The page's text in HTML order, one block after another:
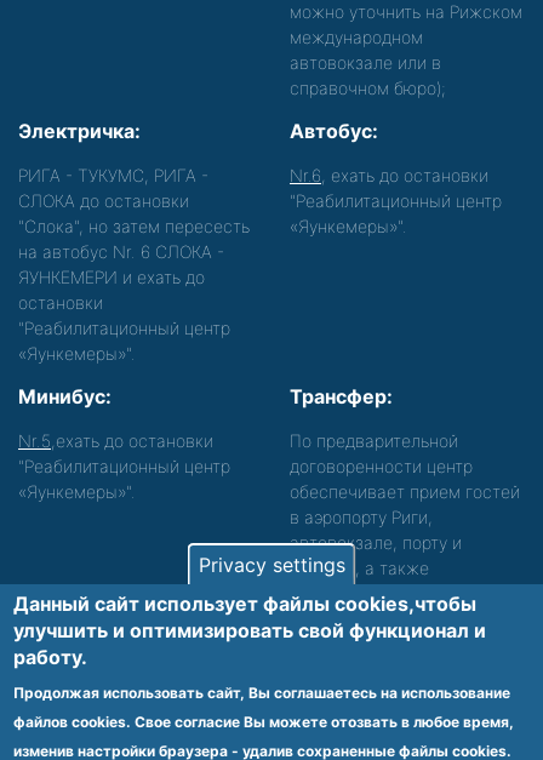
можно уточнить на Рижском
международном
автовокзале или в
справочном бюро);
Электричка:
РИГА - ТУКУМС, РИГА -
СЛОКА до остановки
"Слока", но затем пересесть
на автобус Nr. 6 СЛОКА -
ЯУНКЕМЕРИ и ехать до
остановки
"Реабилитационный центр
«Яункемеры»".
Автобус:
Nr.6 , ехать до остановки
"Реабилитационный центр
«Яункемеры»".
Минибус:
Nr.5 ,ехать до остановки
"Реабилитационный центр
«Яункемеры»".
Трансфер:
По предварительной
договоренности центр
обеспечивает прием гостей
в аэропорту Риги,
автовокзале, порту и
вокзале, а также
сопровождение. Просьба
звонить, чтобы уточнить
детали.
Обеспечиваем доступность среды для лиц с
функциональными нарушениями.
Privacy settings
Данный сайт использует файлы cookies,чтобы
улучшить и оптимизировать cвой функционал и
работу.
Продолжая использовать сайт, Вы соглашаетесь на использование
файлов cookies. Свое согласие Вы можете отозвать в любое время,
изменив настройки браузера - удалив сохраненные файлы cookies.